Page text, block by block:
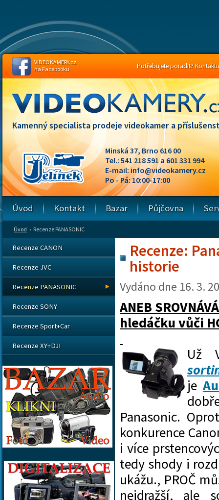
Kamenný specialista prodeje videokamer a
Minská 37, Brno 616 00
Tel.: 541 218 591 a 601 331 994
E-mail:info@videokamery.cz
Po - Pá: 10:00-17:00
Úvod › Recenze PANASONIC
Recenze:
historie
Vydáno dne 16. 3.
ANEB
hledáčku vůči
Už
je
Panasonic.
konkurence
i více
tedy shody i
ukážu., PROČ
nejdražší, ale
Recenze CANON
Recenze JVC
Recenze PANASONIC
Recenze SONY
Recenze Sport+Car
Recenze XY+DJI
Úvod Kontakt Bazar Půjčovna
VIDEOKAMERY.cz
na Facebooku
Potřebujete poradit?